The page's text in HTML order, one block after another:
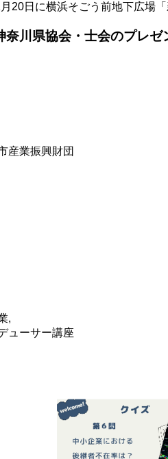
20日に横浜そごう前地下広場
川県協会・士会のプレゼ
業振興財団
,
ューサー講座